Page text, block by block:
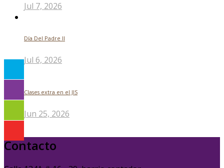
Jul 7, 2026
Día Del Padre ll
Jul 6, 2026
Clases extra en el JIS
Jun 25, 2026
Contacto